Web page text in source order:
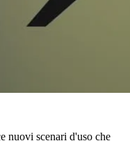
nuovi scenari d'uso che